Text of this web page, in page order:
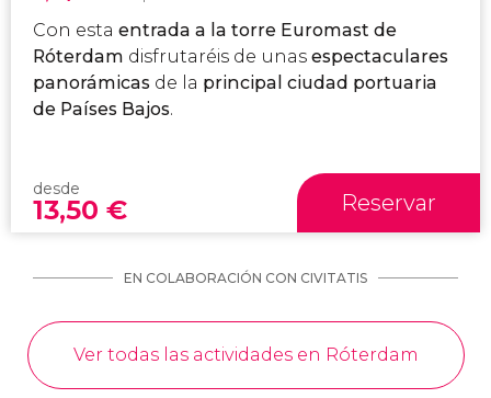
Con esta entrada a la torre Euromast de
Róterdam disfrutaréis de unas espectaculares
panorámicas de la principal ciudad portuaria
de Países Bajos.
desde
13,50 € Reservar
EN COLABORACIÓN CON CIVITATIS
Ver todas las actividades en Róterdam